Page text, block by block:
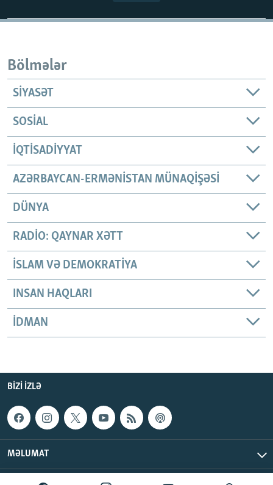
Bölmələr
SIYASƏT
SOSIAL
İQTISADIYYAT
AZƏRBAYCAN-ERMƏNISTAN MÜNAQIŞƏSI
DÜNYA
RADIO: QAYNAR XƏTT
İSLAM VƏ DEMOKRATIYA
INSAN HAQLARI
İDMAN
BIZI IZLƏ
MƏLUMAT